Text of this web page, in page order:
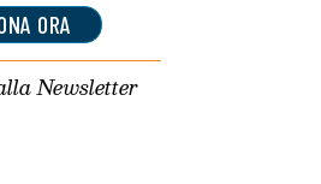
ORA
Newsletter